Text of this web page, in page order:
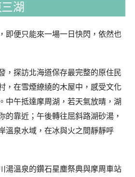
湖
即便只能來一場一日快閃，依然也
，探訪北海道保存最完整的原住民
，在雪煙繚繞的木屋中，感受文化
中午抵達摩周湖，若天氣放晴，湖
的靠近；午後轉往屈斜路湖砂湯，
溫泉水域，在冰與火之間靜靜呼
湯溫泉的鑽石星塵祭典與摩周車站